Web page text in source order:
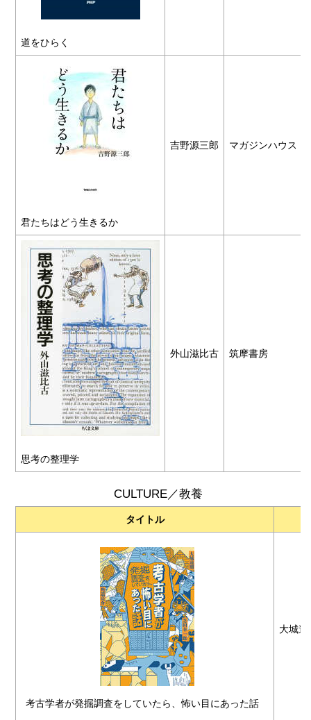
道をひらく
君たちはどう生きるか
吉野源三郎 マガジンハウス
思考の整理学
外山滋比古 筑摩書房
CULTURE／教養
タイトル
考古学者が発掘調査をしていたら、怖い目にあった話
大城道